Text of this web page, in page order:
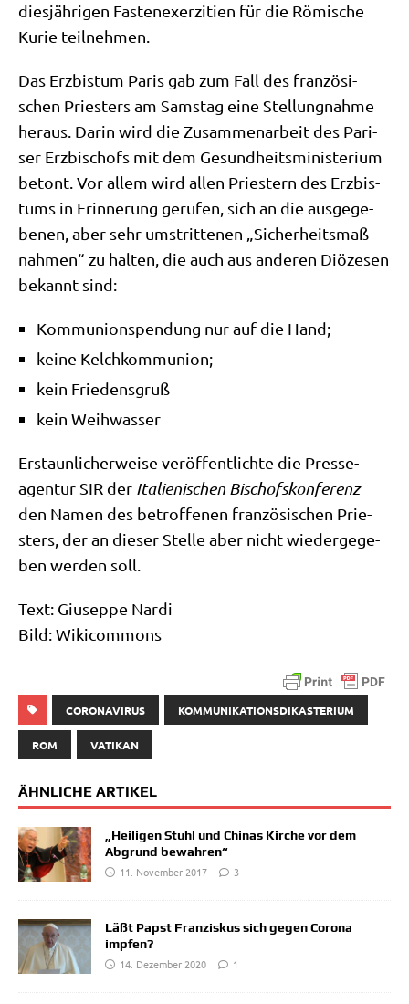
dies­jäh­ri­gen Fasten­ex­er­zi­ti­en für die Römi­sche
Kurie teilnehmen.
Das Erz­bis­tum Paris gab zum Fall des fran­zö­si­
schen Prie­sters am Sams­tag eine Stel­lung­nah­me
her­aus. Dar­in wird die Zusam­men­ar­beit des Pari­
ser Erz­bi­schofs mit dem Gesund­heits­mi­ni­ste­ri­um
betont. Vor allem wird allen Prie­stern des Erz­bis­
tums in Erin­ne­rung geru­fen, sich an die aus­ge­ge­
be­nen, aber sehr umstrit­te­nen „Sicher­heits­maß­
nah­men“ zu hal­ten, die auch aus ande­ren Diö­ze­sen
bekannt sind:
Kom­mu­ni­ons­pen­dung nur auf die Hand;
kei­ne Kelchkommunion;
kein Frie­dens­gruß
kein Weih­was­ser
Erstaun­li­cher­wei­se ver­öf­fent­lich­te die Pres­se­
agen­tur SIR der Ita­lie­ni­schen Bischofs­kon­fe­renz
den Namen des betrof­fe­nen fran­zö­si­schen Prie­
sters, der an die­ser Stel­le aber nicht wie­der­ge­ge­
ben wer­den soll.
Text: Giu­sep­pe Nar­di
Bild: Wiki­com­mons
CORONAVIRUS KOMMUNIKATIONSDIKASTERIUM
ROM VATIKAN
ÄHNLICHE ARTIKEL
„Heiligen Stuhl und Chinas Kirche vor dem
Abgrund bewahren“
11. November 2017
3
Läßt Papst Franziskus sich gegen Corona
impfen?
14. Dezember 2020
1